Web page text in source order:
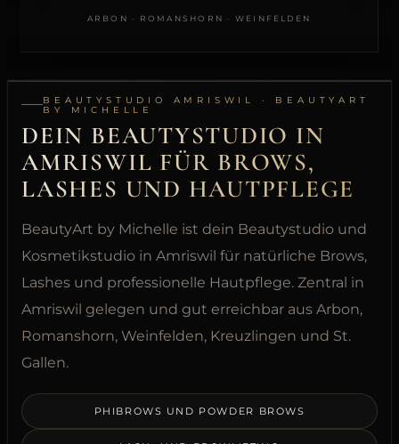
TERMIN
ARBON · ROMANSHORN · WEINFELDEN
BEAUTYSTUDIO AMRISWIL · BEAUTYART
BY MICHELLE
DEIN BEAUTYSTUDIO IN
AMRISWIL FÜR BROWS,
LASHES UND HAUTPFLEGE
BeautyArt by Michelle ist dein Beautystudio und
Kosmetikstudio in Amriswil für natürliche Brows,
Lashes und professionelle Hautpflege. Zentral in
Amriswil gelegen und gut erreichbar aus Arbon,
Romanshorn, Weinfelden, Kreuzlingen und St.
Gallen.
PHIBROWS UND POWDER BROWS